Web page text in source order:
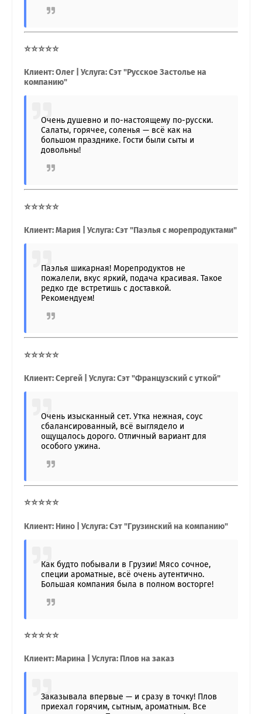
⭐⭐⭐⭐⭐
Клиент: Олег | Услуга: Сэт "Русское Застолье на
компанию"
Очень душевно и по-настоящему по-русски.
Салаты, горячее, соленья — всё как на
большом празднике. Гости были сыты и
довольны!
⭐⭐⭐⭐⭐
Клиент: Мария | Услуга: Сэт "Паэлья с морепродуктами"
Паэлья шикарная! Морепродуктов не
пожалели, вкус яркий, подача красивая. Такое
редко где встретишь с доставкой.
Рекомендуем!
⭐⭐⭐⭐⭐
Клиент: Сергей | Услуга: Сэт "Французский с уткой"
Очень изысканный сет. Утка нежная, соус
сбалансированный, всё выглядело и
ощущалось дорого. Отличный вариант для
особого ужина.
⭐⭐⭐⭐⭐
Клиент: Нино | Услуга: Сэт "Грузинский на компанию"
Как будто побывали в Грузии! Мясо сочное,
специи ароматные, всё очень аутентично.
Большая компания была в полном восторге!
⭐⭐⭐⭐⭐
Клиент: Марина | Услуга: Плов на заказ
Заказывала впервые — и сразу в точку! Плов
приехал горячим, сытным, ароматным. Все